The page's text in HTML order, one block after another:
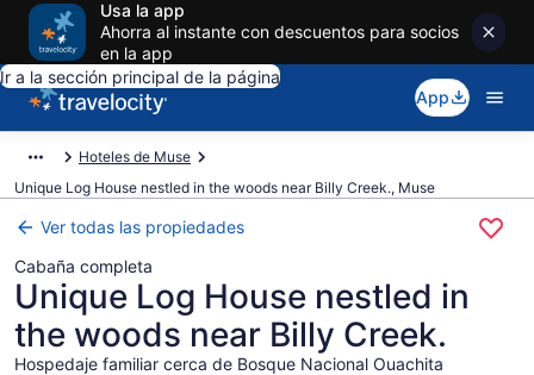
Usa la app
Ahorra al instante con descuentos para socios
en la app
Ir a la sección principal de la página
App
Hoteles de Muse
Unique Log House nestled in the woods near Billy Creek., Muse
Ver todas las propiedades
Cabaña completa
Unique Log House nestled in
the woods near Billy Creek.
Hospedaje familiar cerca de Bosque Nacional Ouachita